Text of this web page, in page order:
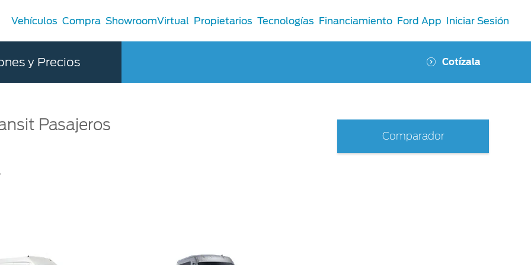
Certificados
Vehículos Compra ShowroomVirtual Propietarios Tecnologías Financiamiento Ford App Iniciar Sesión
y Precios Cotízala
Pasajeros
Comparador